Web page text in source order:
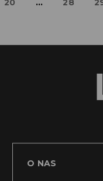
20 ... 28
O NAS